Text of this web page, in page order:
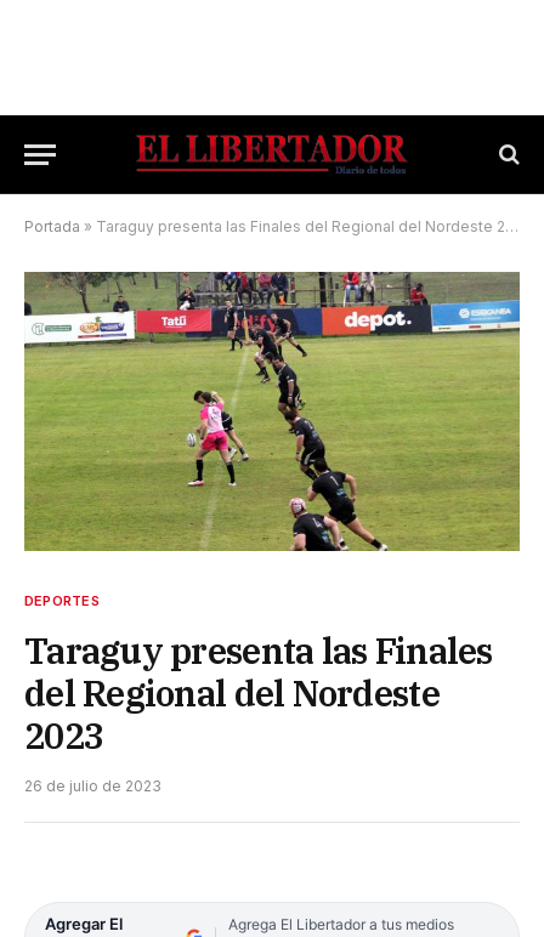
Portada » Taraguy presenta las Finales del Regional del Nordeste 2023
DEPORTES
Taraguy presenta las Finales
del Regional del Nordeste
2023
26 de julio de 2023
Agregar El
Agrega El Libertador a tus medios